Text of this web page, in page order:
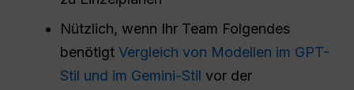
Nützlich, wenn Ihr Team Folgendes
benötigtVergleich von Modellen im GPT-
Stil und im Gemini-Stil vor der